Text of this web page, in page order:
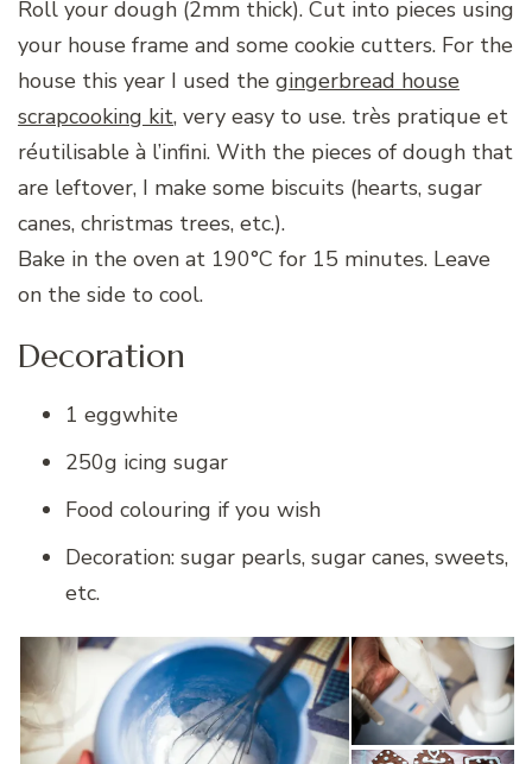
Roll your dough (2mm thick). Cut into pieces using
your house frame and some cookie cutters. For the
house this year I used the gingerbread house
scrapcooking kit, very easy to use. très pratique et
réutilisable à l’infini. With the pieces of dough that
are leftover, I make some biscuits (hearts, sugar
canes, christmas trees, etc.).
Bake in the oven at 190°C for 15 minutes. Leave
on the side to cool.
Decoration
1 eggwhite
250g icing sugar
Food colouring if you wish
Decoration: sugar pearls, sugar canes, sweets,
etc.